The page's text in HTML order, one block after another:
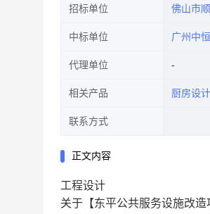
招标单位 佛山市
中标单位 广州中
代理单位
相关产品 厨房设计
联系方式
正文内容
工程设计
关于【东平公共服务设施改